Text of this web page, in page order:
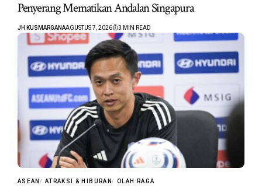
Penyerang Mematikan Andalan Singapura
JH KUSMARGANAAGUSTUS 7, 2026 3 MIN READ
ASEAN ATRAKSI & HIBURAN OLAH RAGA